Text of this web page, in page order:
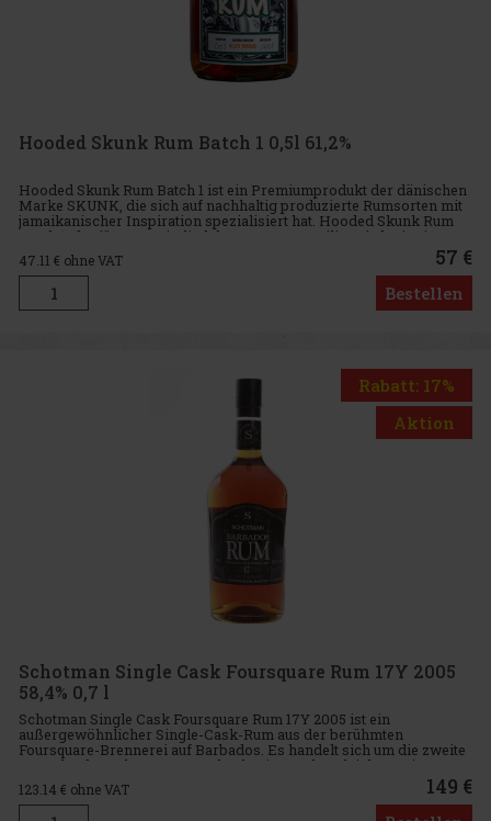
Hooded Skunk Rum Batch 1 0,5l 61,2%
Hooded Skunk Rum Batch 1 ist ein Premiumprodukt der dänischen
Marke SKUNK, die sich auf nachhaltig produzierte Rumsorten mit
jamaikanischer Inspiration spezialisiert hat. Hooded Skunk Rum
Batch 1, das jüngste Mitglied der SKUNK-Familie, wird mit Bio-
47.11 € ohne VAT 57 €
Bestellen
Rabatt: 17%
Aktion
Schotman Single Cask Foursquare Rum 17Y 2005
58,4% 0,7 l
Schotman Single Cask Foursquare Rum 17Y 2005 ist ein
außergewöhnlicher Single-Cask-Rum aus der berühmten
Foursquare-Brennerei auf Barbados. Es handelt sich um die zweite
Ausgabe der Schotman Barrel Selection und zugleich um eine
limitierte Auflage vo
123.14 € ohne VAT 149 €